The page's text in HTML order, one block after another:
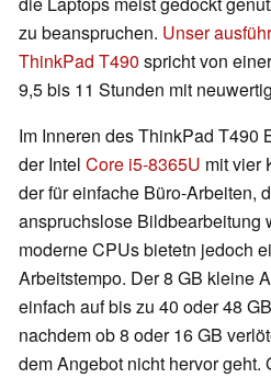
zu beanspruchen. Unser
ThinkPad T490 spricht von
9,5 bis 11 Stunden mit
Im Inneren des ThinkPad T490
der Intel Core i5-8365U mit vier
der für einfache Büro-Arbeiten,
anspruchslose Bildbearbeitung
moderne CPUs bietetn jedoch
Arbeitstempo. Der 8 GB kleine
einfach auf bis zu 40 oder 48
nachdem ob 8 oder 16 GB
dem Angebot nicht hervor geht.